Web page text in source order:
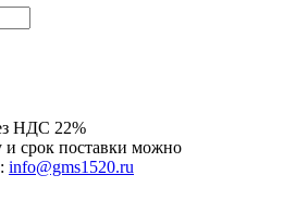
НДС 22%
срок поставки можно
info@gms1520.ru